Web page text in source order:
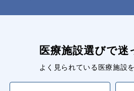
医療施設選びで迷
よく見られている医療施設